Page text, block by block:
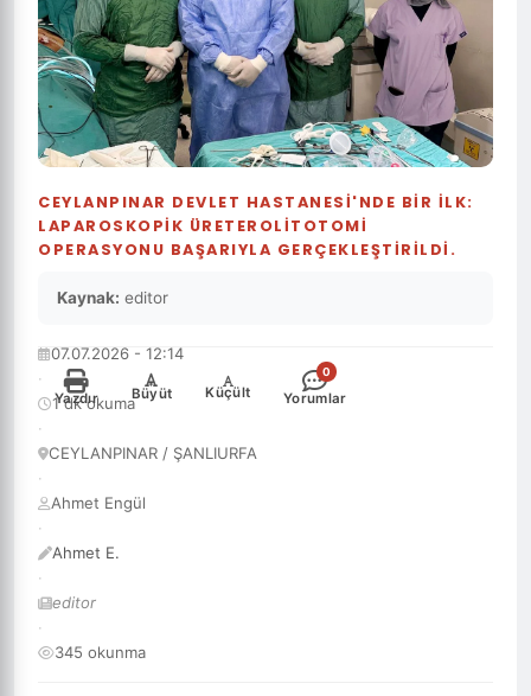
CEYLANPINAR DEVLET HASTANESİ'NDE BİR İLK:
LAPAROSKOPİK ÜRETEROLİTOTOMİ
OPERASYONU BAŞARIYLA GERÇEKLEŞTİRİLDİ.
07.07.2026 - 12:14
·
1 dk okuma
·
CEYLANPINAR / ŞANLIURFA
·
Ahmet Engül
·
Ahmet E.
·
editor
·
345 okunma
Yazdır
+
Büyüt
-
Küçült
0
Yorumlar
Kaynak: editor